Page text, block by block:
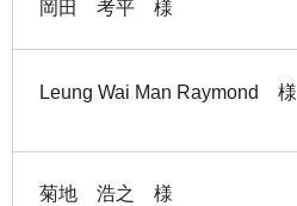
岡田 考平 様
Leung Wai Man Raymond 様
菊地 浩之 様